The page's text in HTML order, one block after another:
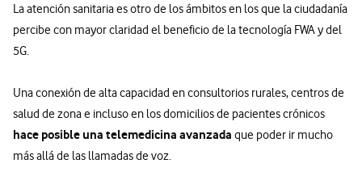
La atención sanitaria es otro de los ámbitos en los que la ciudadanía
percibe con mayor claridad el beneficio de la tecnología FWA y del
5G.
Una conexión de alta capacidad en consultorios rurales, centros de
salud de zona e incluso en los domicilios de pacientes crónicos
hace posible una telemedicina avanzada que poder ir mucho
más allá de las llamadas de voz.